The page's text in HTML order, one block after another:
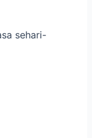
sehari-